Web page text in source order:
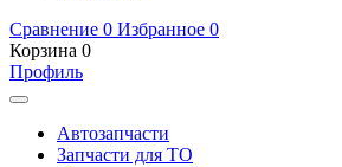
Сравнение 0 Избранное 0
Корзина 0
Профиль
Автозапчасти
Запчасти для ТО